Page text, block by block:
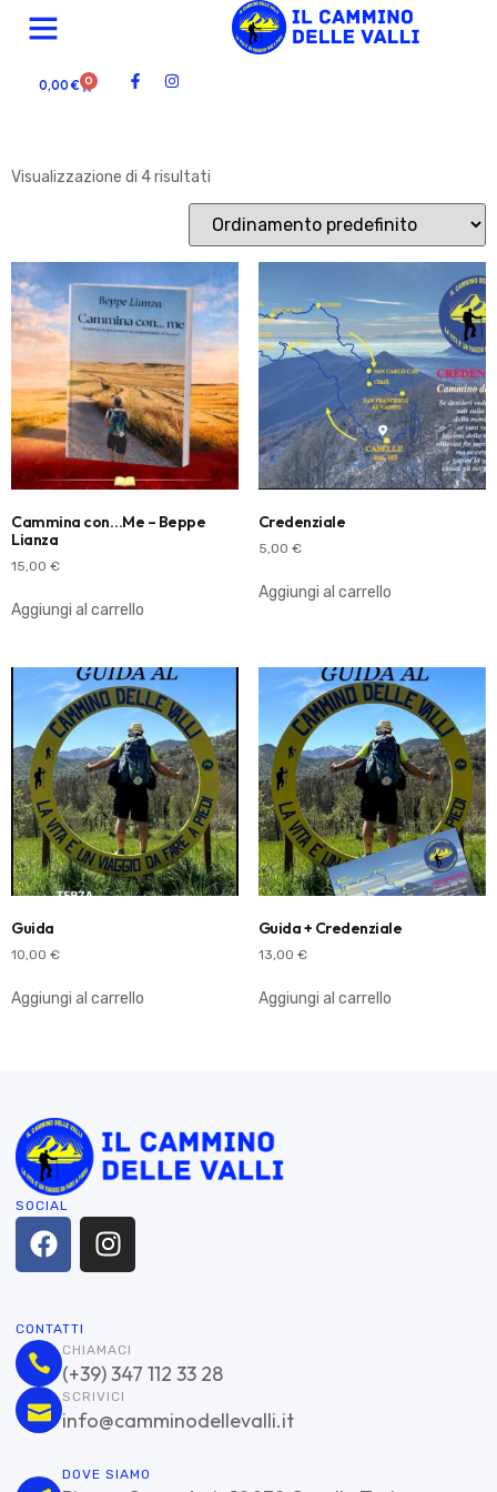
0,00€ 0
Credenziali
Visualizzazione di 4 risultati
Cammina con…Me – Beppe
Lianza
15,00 €
Aggiungi al carrello
Credenziale
5,00 €
Aggiungi al carrello
Guida
10,00 €
Aggiungi al carrello
Guida + Credenziale
13,00 €
Aggiungi al carrello
SOCIAL
CONTATTI
CHIAMACI
(+39) 347 112 33 28
SCRIVICI
info@camminodellevalli.it
DOVE SIAMO